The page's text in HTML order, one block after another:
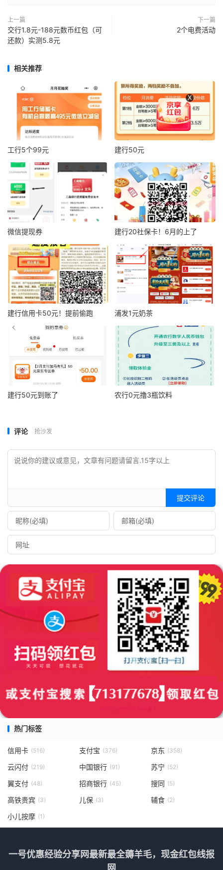
上一篇
交行1.8元-188元数币红包（可
还款）实测5.8元
下一篇
2个电费活动
相关推荐
工行5个99元 建行50元
微信提现券 建行20社保卡！6月的上了
建行信用卡50元！提前偷跑 浦发1元奶茶
建行50元到账了 农行0元撸3瓶饮料
评论 抢沙发
提交评论
热门标签
信用卡 (516) 支付宝 (376) 京东 (358)
云闪付 (219) 中国银行 (91) 苏宁 (52)
翼支付 (48) 招商银行 (45) 搜同 (5)
高铁贵宾 (3) 儿保 (3) 辅食 (2)
小儿按摩 (1)
一号优惠经验分享网最新最全薅羊毛，现金红包线报
X